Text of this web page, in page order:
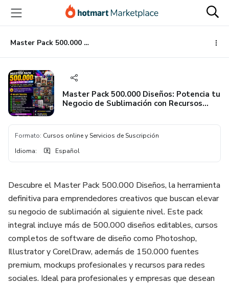
principal
página
de
página
Master Pack 500.000 Diseños: Potencia tu Negocio de Sublimación con Recursos Profesionales
Master Pack 500.000 Diseños: Potencia tu
Negocio de Sublimación con Recursos
Formato: Cursos online y Servicios de Suscripción
Idioma: Español
Descubre el Master Pack 500.000 Diseños, la herramienta
definitiva para emprendedores creativos que buscan elevar
su negocio de sublimación al siguiente nivel. Este pack
integral incluye más de 500.000 diseños editables, cursos
completos de software de diseño como Photoshop,
Illustrator y CorelDraw, además de 150.000 fuentes
premium, mockups profesionales y recursos para redes
sociales. Ideal para profesionales y empresas que desean